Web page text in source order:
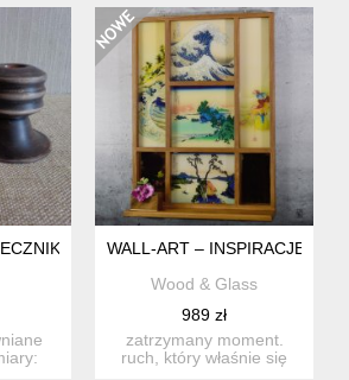
WALL-ART – INSPIRACJE
Wood & Glass
989 zł
zatrzymany moment.
ruch, który właśnie się